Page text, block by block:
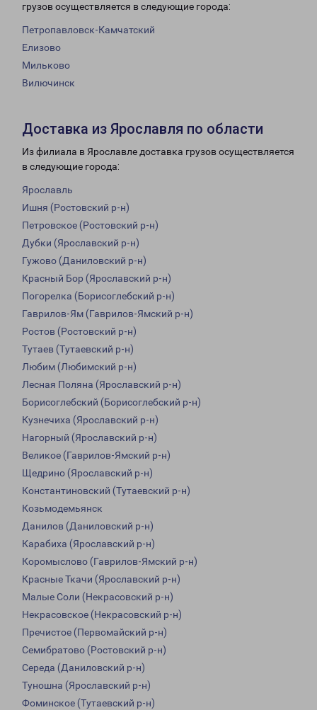
грузов осуществляется в следующие города:
Петропавловск-Камчатский
Елизово
Мильково
Вилючинск
Доставка из Ярославля по области
Из филиала в Ярославле доставка грузов осуществляется
в следующие города:
Ярославль
Ишня (Ростовский р-н)
Петровское (Ростовский р-н)
Дубки (Ярославский р-н)
Гужово (Даниловский р-н)
Красный Бор (Ярославский р-н)
Погорелка (Борисоглебский р-н)
Гаврилов-Ям (Гаврилов-Ямский р-н)
Ростов (Ростовский р-н)
Тутаев (Тутаевский р-н)
Любим (Любимский р-н)
Лесная Поляна (Ярославский р-н)
Борисоглебский (Борисоглебский р-н)
Кузнечиха (Ярославский р-н)
Нагорный (Ярославский р-н)
Великое (Гаврилов-Ямский р-н)
Щедрино (Ярославский р-н)
Константиновский (Тутаевский р-н)
Козьмодемьянск
Данилов (Даниловский р-н)
Карабиха (Ярославский р-н)
Коромыслово (Гаврилов-Ямский р-н)
Красные Ткачи (Ярославский р-н)
Малые Соли (Некрасовский р-н)
Некрасовское (Некрасовский р-н)
Пречистое (Первомайский р-н)
Семибратово (Ростовский р-н)
Середа (Даниловский р-н)
Туношна (Ярославский р-н)
Фоминское (Тутаевский р-н)